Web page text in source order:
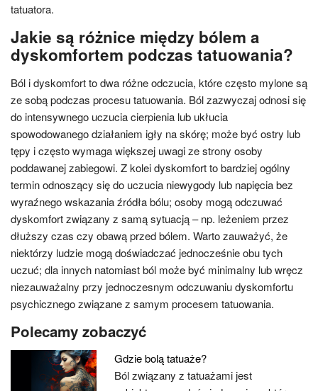
tatuatora.
Jakie są różnice między bólem a
dyskomfortem podczas tatuowania?
Ból i dyskomfort to dwa różne odczucia, które często mylone są
ze sobą podczas procesu tatuowania. Ból zazwyczaj odnosi się
do intensywnego uczucia cierpienia lub ukłucia
spowodowanego działaniem igły na skórę; może być ostry lub
tępy i często wymaga większej uwagi ze strony osoby
poddawanej zabiegowi. Z kolei dyskomfort to bardziej ogólny
termin odnoszący się do uczucia niewygody lub napięcia bez
wyraźnego wskazania źródła bólu; osoby mogą odczuwać
dyskomfort związany z samą sytuacją – np. leżeniem przez
dłuższy czas czy obawą przed bólem. Warto zauważyć, że
niektórzy ludzie mogą doświadczać jednocześnie obu tych
uczuć; dla innych natomiast ból może być minimalny lub wręcz
niezauważalny przy jednoczesnym odczuwaniu dyskomfortu
psychicznego związane z samym procesem tatuowania.
Polecamy zobaczyć
Gdzie bolą tatuaże?
Ból związany z tatuażami jest